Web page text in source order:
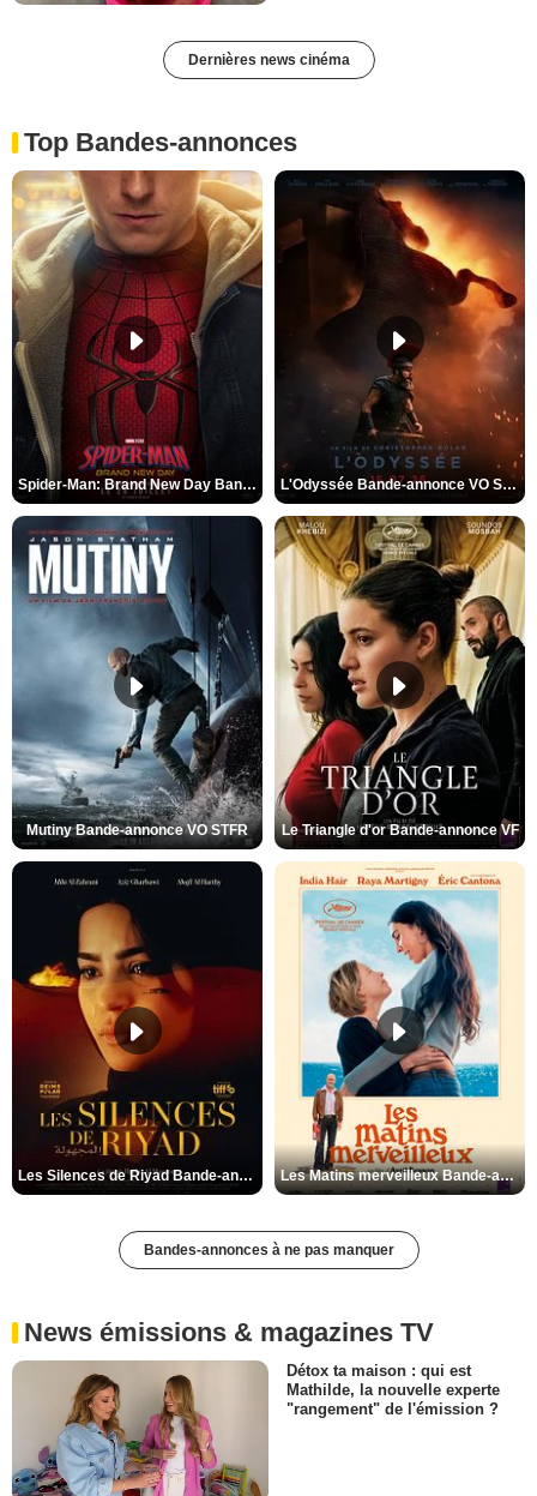
Dernières news cinéma
Top Bandes-annonces
Spider-Man: Brand New Day Bande-annonce VO STFR L'Odyssée Bande-annonce VO STFR
Mutiny Bande-annonce VO STFR Le Triangle d'or Bande-annonce VF
Les Silences de Riyad Bande-annonce VO STFR Les Matins merveilleux Bande-annonce VF
Bandes-annonces à ne pas manquer
News émissions & magazines TV
Détox ta maison : qui est
Mathilde, la nouvelle experte
"rangement" de l'émission ?